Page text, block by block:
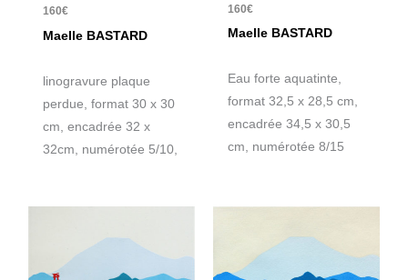
160€
Maelle BASTARD
linogravure plaque
perdue, format 30 x 30
cm, encadrée 32 x
32cm, numérotée 5/10,
160€
Maelle BASTARD
Eau forte aquatinte,
format 32,5 x 28,5 cm,
encadrée 34,5 x 30,5
cm, numérotée 8/15